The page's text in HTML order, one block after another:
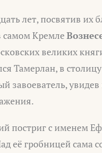
лет, посвятив их
самом Кремле
великих
Тамерлан, в
завоеватель,
постриг с именем
её гробницей сама